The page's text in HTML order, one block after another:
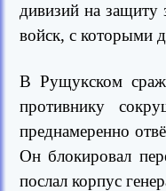
дивизий на защиту
войск, с которыми
В Рущукском
противнику
преднамеренно
Он блокировал
послал корпус